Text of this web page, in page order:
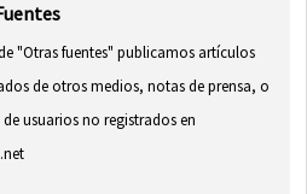
"Otras fuentes" publicamos artículos
de otros medios, notas de prensa, o
usuarios no registrados en